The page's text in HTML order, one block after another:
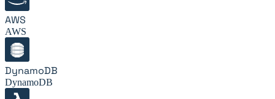
AWS
AWS
DynamoDB
DynamoDB